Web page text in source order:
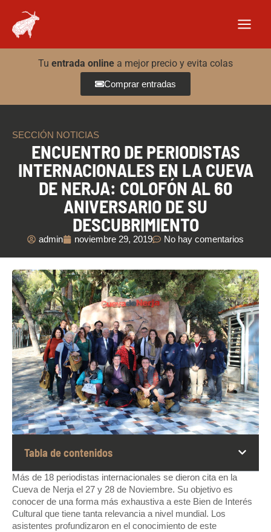
contenido
Tu entrada online a mejor precio y evita colas
Comprar entradas
SECCIÓN NOTICIAS
ENCUENTRO DE PERIODISTAS
INTERNACIONALES EN LA CUEVA
DE NERJA: COLOFÓN AL 60
ANIVERSARIO DE SU
DESCUBRIMIENTO
admin noviembre 29, 2019 No hay comentarios
Tabla de contenidos
Más de 18 periodistas internacionales se dieron cita en la
Cueva de Nerja el 27 y 28 de Noviembre. Su objetivo es
conocer de una forma más exhaustiva a este Bien de Interés
Cultural que tiene tanta relevancia a nivel mundial. Los
asistentes profundizaron en el conocimiento de este